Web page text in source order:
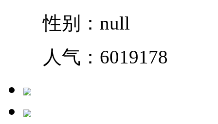
性别：null
人气： 6019178